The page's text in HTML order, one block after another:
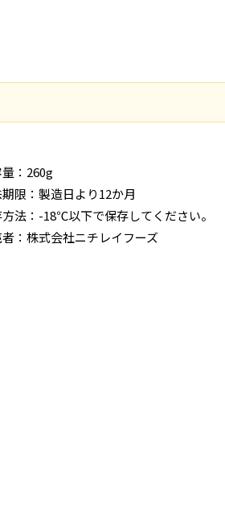
：260g
限 ：製造日より12か月
法 ：-18℃以下で保存してください。
：株式会社ニチレイフーズ